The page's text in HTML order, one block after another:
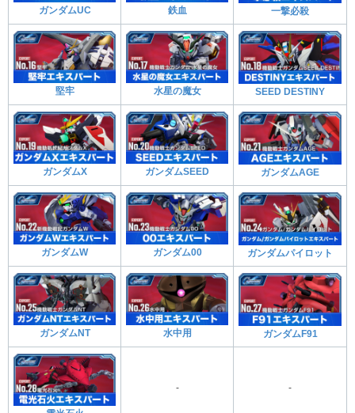
ガンダムUC 鉄血 一撃必殺
堅牢 水星の魔女 SEED DESTINY
ガンダムX ガンダムSEED ガンダムAGE
ガンダムW ガンダム00 ガンダムパイロット
ガンダムNT 水中用 ガンダムF91
- -